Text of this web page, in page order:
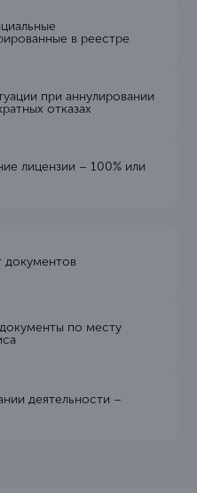
в реестре
при аннулировании
отказах
лицензии – 100% или
документов
по месту
деятельности –